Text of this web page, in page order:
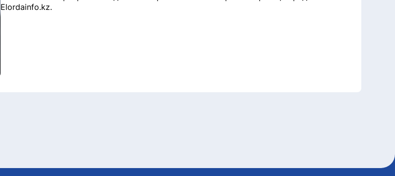
Elordainfo.kz.